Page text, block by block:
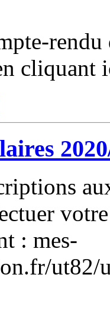
cliquant
: mes-